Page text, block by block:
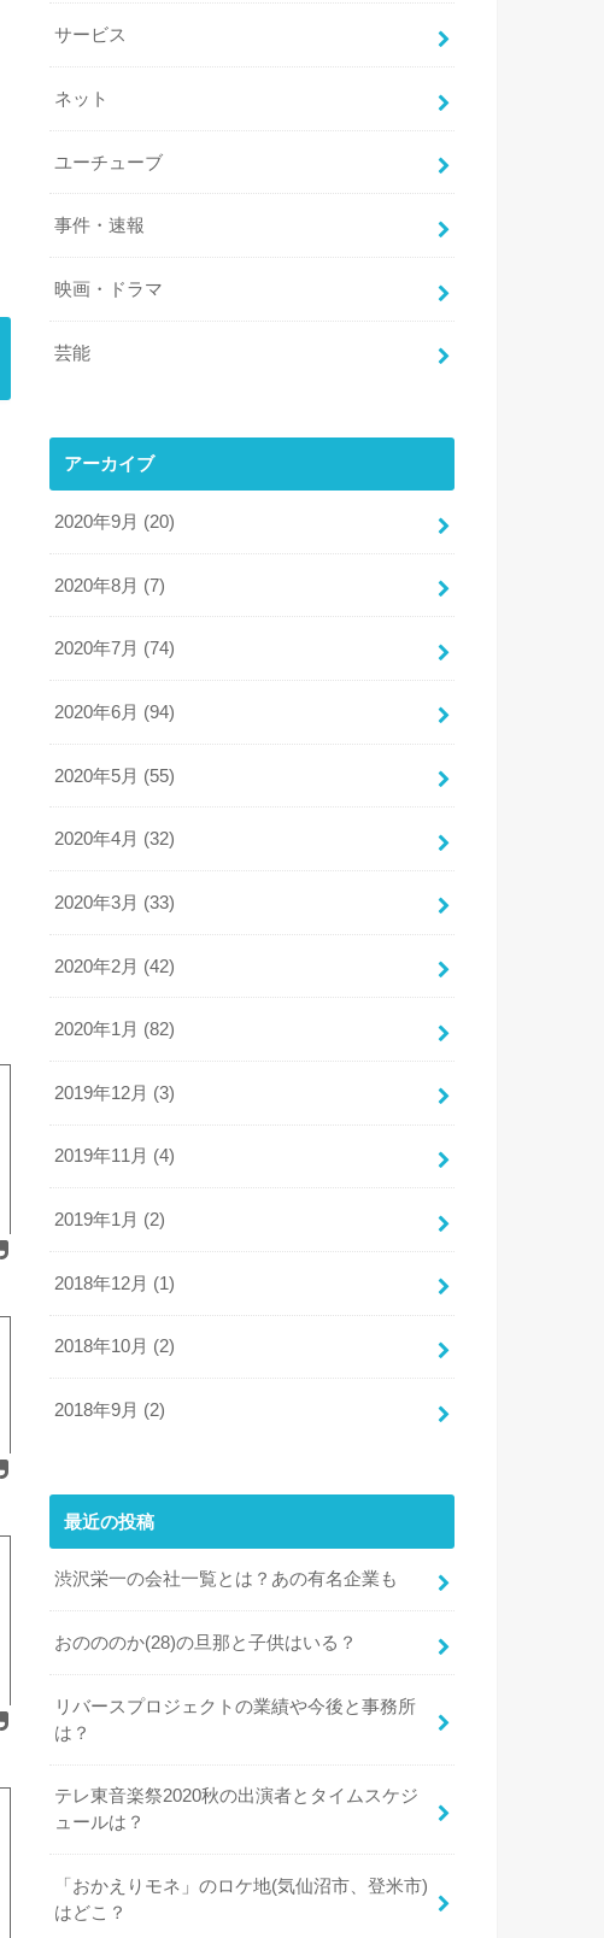
サービス
ネット
ユーチューブ
事件・速報
映画・ドラマ
芸能
アーカイブ
2020年9月 (20)
2020年8月 (7)
2020年7月 (74)
2020年6月 (94)
2020年5月 (55)
2020年4月 (32)
2020年3月 (33)
2020年2月 (42)
2020年1月 (82)
2019年12月 (3)
2019年11月 (4)
2019年1月 (2)
2018年12月 (1)
2018年10月 (2)
2018年9月 (2)
最近の投稿
渋沢栄一の会社一覧とは？あの有名企業も
おのののか(28)の旦那と子供はいる？
リバースプロジェクトの業績や今後と事務所
は？
テレ東音楽祭2020秋の出演者とタイムスケジ
ュールは？
「おかえりモネ」のロケ地(気仙沼市、登米市)
はどこ？